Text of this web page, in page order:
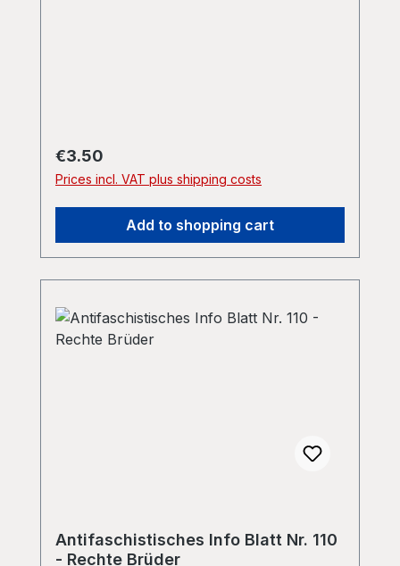
Regular price:
€3.50
Prices incl. VAT plus shipping costs
Add to shopping cart
Antifaschistisches Info Blatt Nr. 110
- Rechte Brüder